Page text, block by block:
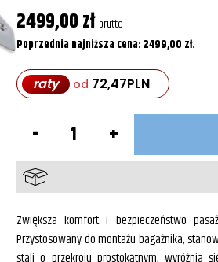
2499,00zł brutto
Poprzednia najniższa cena: 2499,00 zł.
raty od 72,47PLN
Oparcie
pasażera
Chrom
Zwiększa komfort i bezpieczeństwo
Przystosowany do montażu bagażnika,